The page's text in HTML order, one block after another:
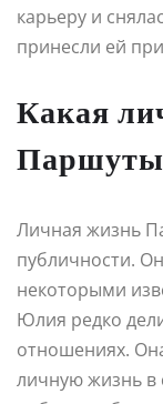
карьеру и
принесли ей
Какая
Личная жизнь
публичности.
некоторыми
Юлия редко
отношениях.
личную жизнь в